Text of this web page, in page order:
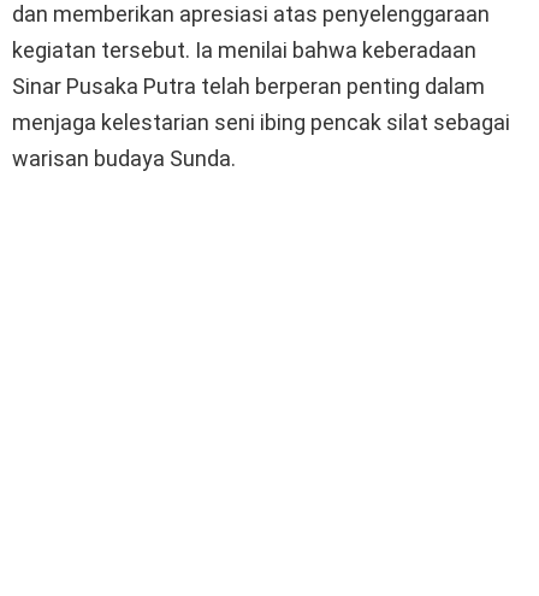
dan memberikan apresiasi atas penyelenggaraan
kegiatan tersebut. Ia menilai bahwa keberadaan
Sinar Pusaka Putra telah berperan penting dalam
menjaga kelestarian seni ibing pencak silat sebagai
warisan budaya Sunda.